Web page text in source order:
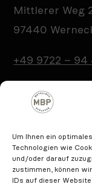
Um Ihnen ein
Technologien wie
und/oder darauf
zustimmen, können
IDs auf dieser
Mittlerer Weg
97440
+49 9722 – 94